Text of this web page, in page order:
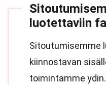
luotettaviin
Sitoutumisemme
kiinnostavan
toimintamme